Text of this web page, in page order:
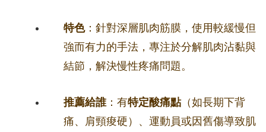
特色：針對深層肌肉筋膜，使用較緩慢但
強而有力的手法，專注於分解肌肉沾黏與
結節，解決慢性疼痛問題。
推薦給誰 ：有特定酸痛點（如長期下背
痛、肩頸痠硬）、運動員或因舊傷導致肌